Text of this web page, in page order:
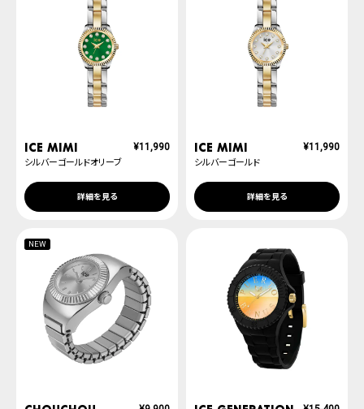
ICE mimi
シルバーゴールドオリーブ
¥11,990
詳細を見る
ICE mimi
シルバーゴールド
¥11,990
詳細を見る
NEW